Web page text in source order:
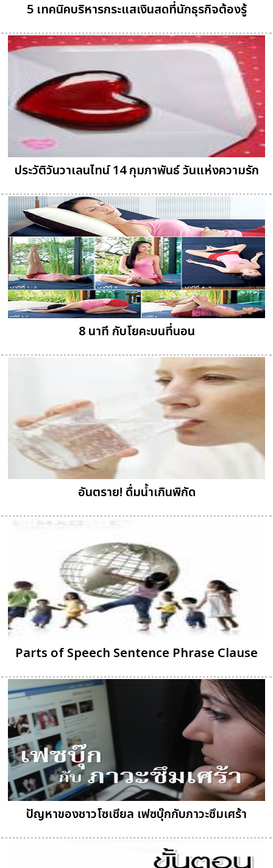
5 เทคนิคบริหารกระแสเงินสดที่นักธุรกิจต้องรู้
ประวัติวันวาเลนไทน์ 14 กุมภาพันธ์ วันแห่งความรัก
8 นาที กับโยคะบนที่นอน
อันตราย! ดื่มน้ำเกินพิกัด
Parts of Speech Sentence Phrase Clause
ปัญหาของชาวโซเชียล เฟซบุ๊กกับภาวะซึมเศร้า